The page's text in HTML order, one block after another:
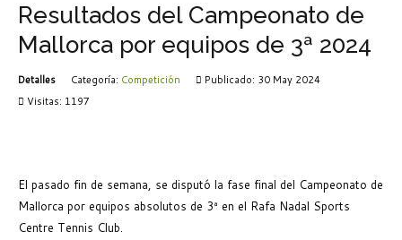
Resultados del Campeonato de
Mallorca por equipos de 3ª 2024
Detalles Categoría: Competición
Publicado: 30 May 2024
Visitas: 1197
El pasado fin de semana, se disputó la fase final del Campeonato de
Mallorca por equipos absolutos de 3ª en el Rafa Nadal Sports
Centre Tennis Club.